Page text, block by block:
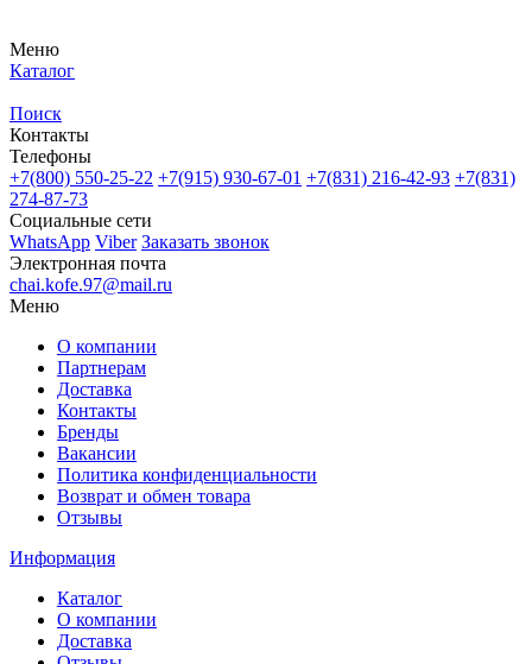
Меню
Каталог
Поиск
Контакты
Телефоны
+7(800) 550-25-22 +7(915) 930-67-01 +7(831) 216-42-93 +7(831)
274-87-73
Социальные сети
WhatsApp Viber Заказать звонок
Электронная почта
chai.kofe.97@mail.ru
Меню
О компании
Партнерам
Доставка
Контакты
Бренды
Вакансии
Политика конфиденциальности
Возврат и обмен товара
Отзывы
Информация
Каталог
О компании
Доставка